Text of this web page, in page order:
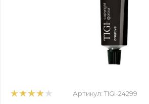
Артикул: TIGI-24299